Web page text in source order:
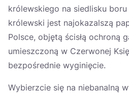
królewskiego na siedlisku boru
królewski jest najokazalszą
Polsce, objętą ścisłą ochroną
umieszczoną w Czerwonej
bezpośrednie wyginięcie.
Wybierzcie się na niebanalną